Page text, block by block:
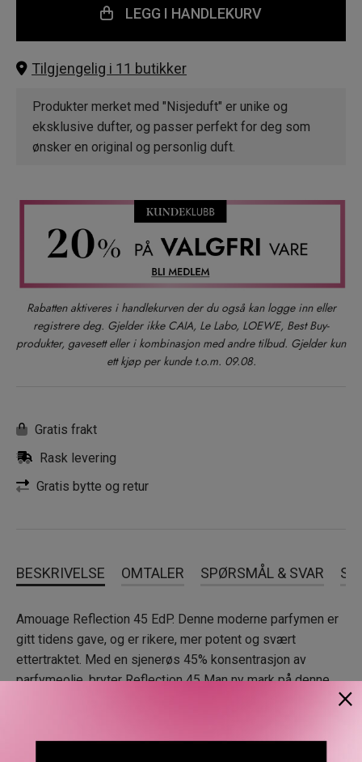
LEGG I HANDLEKURV
Tilgjengelig i 11 butikker
Produkter merket med "Nisjeduft" er unike og
eksklusive dufter, og passer perfekt for deg som
ønsker en original og personlig duft.
Rabatten aktiveres i handlekurven der du også kan logge inn eller
registrere deg. Gjelder ikke CAIA, Le Labo, LOEWE, Best Buy-
produkter, gavesett eller i kombinasjon med andre tilbud. Gjelder kun
ett kjøp per kunde t.o.m. 09.08.
Gratis frakt
Rask levering
Gratis bytte og retur
BESKRIVELSE OMTALER SPØRSMÅL & SVAR
Amouage Reflection 45 EdP. Denne moderne parfymen er
gitt tidens gave, og er rikere, mer potent og svært
ettertraktet. Med en sjenerøs 45% konsentrasjon av
parfymeolje, bryter Reflection 45 Man ny mark på denne
signaturer gjennom krydrede toppnoter og teksturerte
×